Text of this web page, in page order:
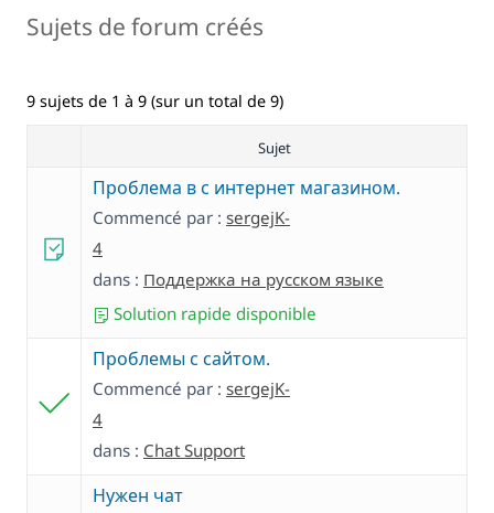
Sujets de forum créés
9 sujets de 1 à 9 (sur un total de 9)
Sujet
Проблема в с интернет магазином.
Commencé par : sergejK-
4
dans : Поддержка на русском языке
Solution rapide disponible
Проблемы с сайтом.
Commencé par : sergejK-
4
dans : Chat Support
Нужен чат